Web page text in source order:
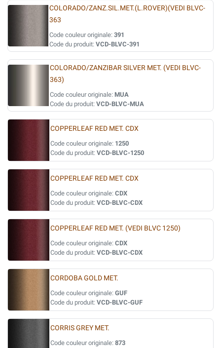
COLORADO/ZANZ.SIL.MET.(L.ROVER)(VEDI BLVC-
363
Code couleur originale: 391
Code du produit: VCD-BLVC-391
COLORADO/ZANZIBAR SILVER MET. (VEDI BLVC-
363)
Code couleur originale: MUA
Code du produit: VCD-BLVC-MUA
COPPERLEAF RED MET. CDX
Code couleur originale: 1250
Code du produit: VCD-BLVC-1250
COPPERLEAF RED MET. CDX
Code couleur originale: CDX
Code du produit: VCD-BLVC-CDX
COPPERLEAF RED MET. (VEDI BLVC 1250)
Code couleur originale: CDX
Code du produit: VCD-BLVC-CDX
CORDOBA GOLD MET.
Code couleur originale: GUF
Code du produit: VCD-BLVC-GUF
CORRIS GREY MET.
Code couleur originale: 873